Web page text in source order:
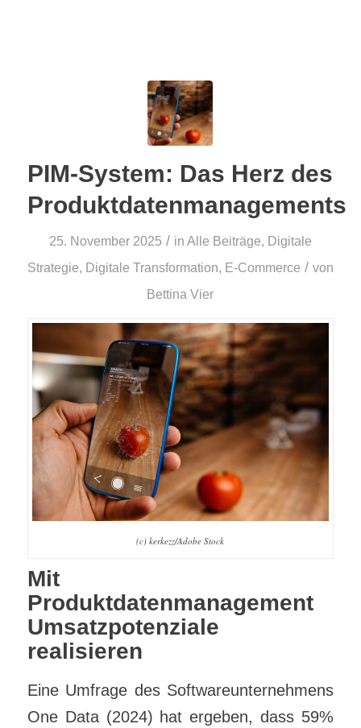
PIM-System: Das Herz des
Produktdatenmanagements
25. November 2025 / in Alle Beiträge, Digitale
Strategie, Digitale Transformation, E-Commerce / von
Bettina Vier
(c) kerkezz/Adobe Stock
Mit
Produktdatenmanagement
Umsatzpotenziale
realisieren
Eine Umfrage des Softwareunternehmens
One Data (2024) hat ergeben, dass 59%